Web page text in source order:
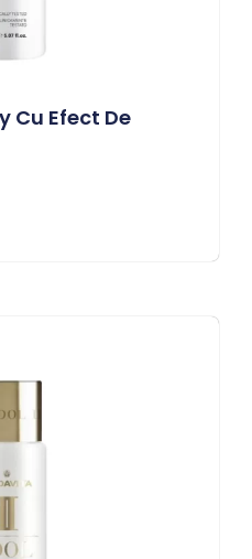
Cu Efect De